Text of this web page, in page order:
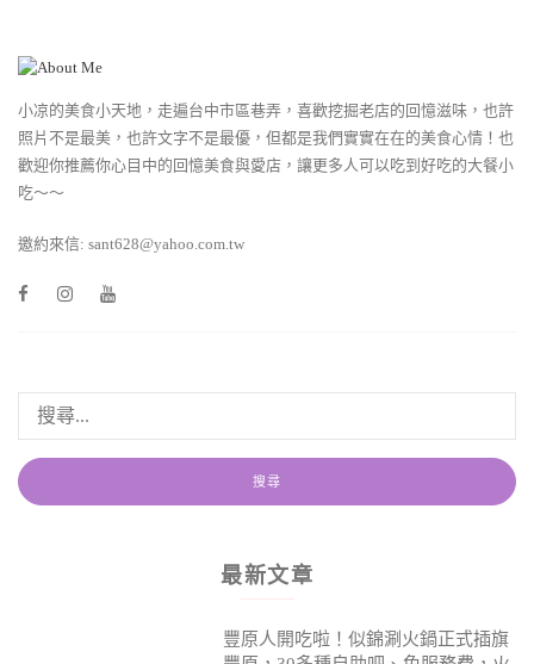
小凉的美食小天地，走遍台中市區巷弄，喜歡挖掘老店的回憶滋味，也許
照片不是最美，也許文字不是最優，但都是我們實實在在的美食心情！也
歡迎你推薦你心目中的回憶美食與愛店，讓更多人可以吃到好吃的大餐小
吃～～
邀約來信: sant628@yahoo.com.tw
最新文章
豐原人開吃啦！似錦涮火鍋正式插旗